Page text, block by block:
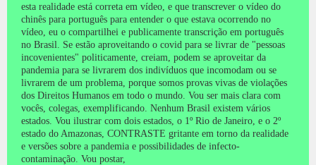
esta realidade está correta em vídeo, e que transcrever o vídeo do
chinês para português para entender o que estava ocorrendo no
vídeo, eu o compartilhei e publicamente transcrição em português
no Brasil.
Se estão aproveitando o covid para se livrar de "pessoas
incovenientes" politicamente, creiam, podem se aproveitar da
pandemia para se livrarem dos indivíduos que incomodam ou se
livrarem de um problema, porque somos provas vivas de violações
dos Direitos Humanos em todo o mundo. Vou ser mais clara com
vocês, colegas, exemplificando. Nenhum Brasil existem vários
estados. Vou ilustrar com dois estados, o 1º Rio de Janeiro, e o 2º
estado do Amazonas, CONTRASTE gritante em torno da realidade
e versões sobre a pandemia e possibilidades de infecto-
contaminação. Vou postar,